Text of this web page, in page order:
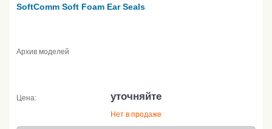
SoftComm Soft Foam Ear Seals
Архив моделей
Цена: уточняйте
Нет в продаже